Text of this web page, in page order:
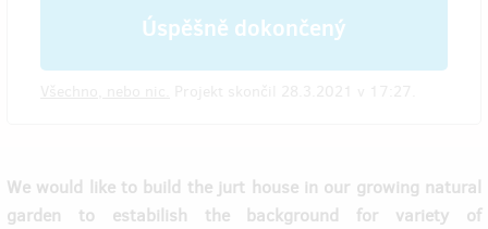
Úspěšně dokončený
We would like to build the jurt house in our growing natural
garden to estabilish the background for variety of